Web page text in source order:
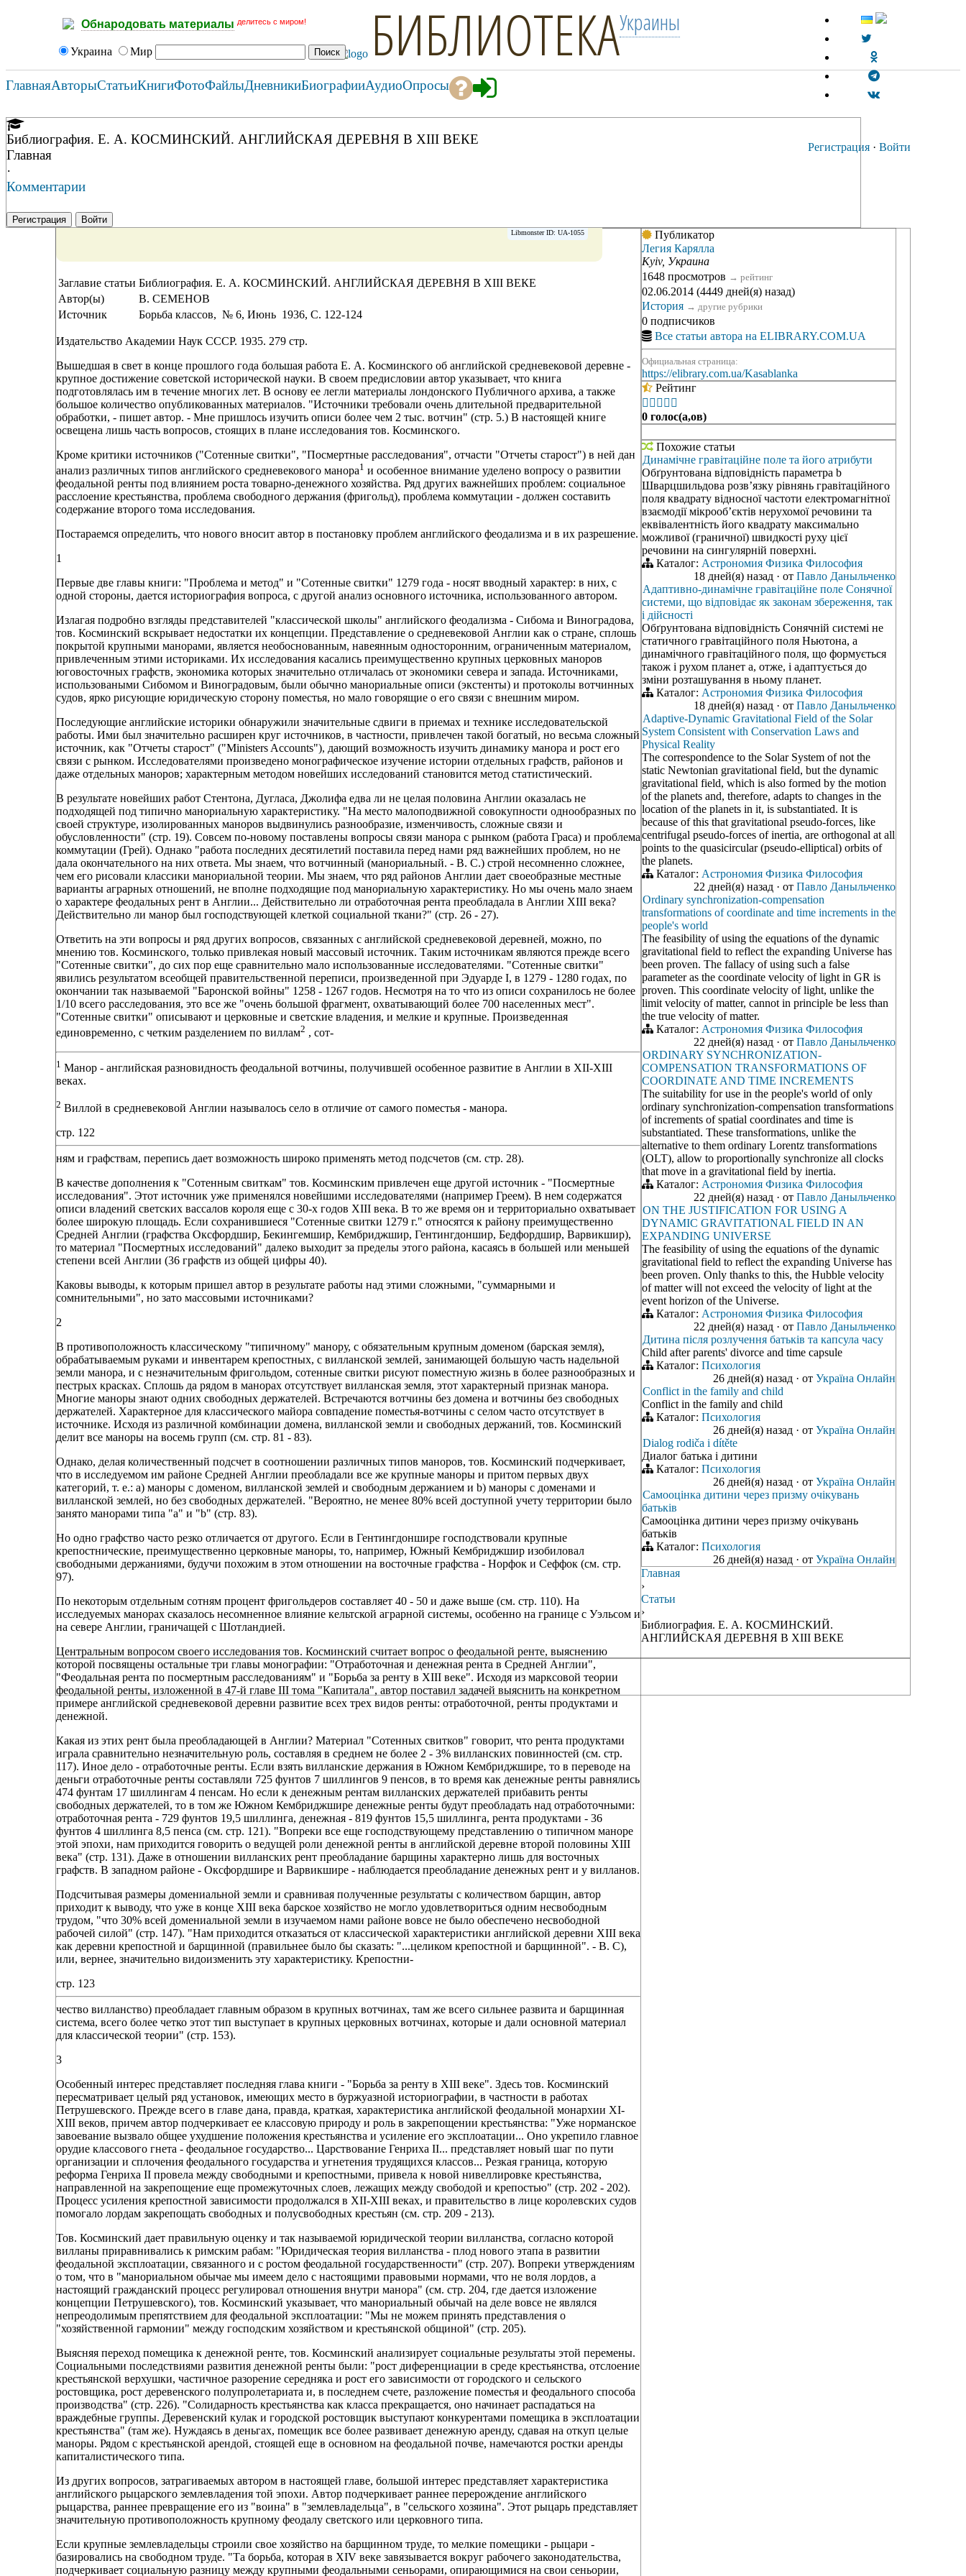
Обнародовать материалы делитесь с миром!
Украина Мир БИБЛИОТЕКАУкраины
Регистрация · Войти
ГлавнаяАвторыСтатьиКнигиФотоФайлыДневникиБиографииАудиоОпросы
Библиография. Е. А. КОСМИНСКИЙ. АНГЛИЙСКАЯ ДЕРЕВНЯ В XIII ВЕКЕ
Главная
·
Комментарии
Регистрация Войти
Libmonster ID: UA-1055
Заглавие статьи Библиография. Е. А. КОСМИНСКИЙ. АНГЛИЙСКАЯ ДЕРЕВНЯ В XIII ВЕКЕ
Автор(ы)
В. СЕМЕНОВ
Источник
Борьба классов, № 6, Июнь 1936, C. 122-124
Издательство Академии Наук СССР. 1935. 279 стр.
Вышедшая в свет в конце прошлого года большая работа Е. А. Косминского об английской средневековой деревне -
крупное достижение советской исторической науки. В своем предисловии автор указывает, что книга
подготовлялась им в течение многих лет. В основу ее легли материалы лондонского Публичного архива, а также
большое количество опубликованных материалов. "Источники требовали очень длительной предварительной
обработки, - пишет автор. - Мне пришлось изучить описи более чем 2 тыс. вотчин" (стр. 5.) В настоящей книге
освещена лишь часть вопросов, стоящих в плане исследования тов. Косминского.
Кроме критики источников ("Сотенные свитки", "Посмертные расследования", отчасти "Отчеты старост") в ней дан
анализ различных типов английского средневекового манора1 и особенное внимание уделено вопросу о развитии
феодальной ренты под влиянием роста товарно-денежного хозяйства. Ряд других важнейших проблем: социальное
расслоение крестьянства, проблема свободного держания (фригольд), проблема коммутации - должен составить
содержание второго тома исследования.
Постараемся определить, что нового вносит автор в постановку проблем английского феодализма и в их разрешение.
1
Первые две главы книги: "Проблема и метод" и "Сотенные свитки" 1279 года - носят вводный характер: в них, с
одной стороны, дается историография вопроса, с другой анализ основного источника, использованного автором.
Излагая подробно взгляды представителей "классической школы" английского феодализма - Сибома и Виноградова,
тов. Косминский вскрывает недостатки их концепции. Представление о средневековой Англии как о стране, сплошь
покрытой крупными манорами, является необоснованным, навеянным односторонним, ограниченным материалом,
привлеченным этими историками. Их исследования касались преимущественно крупных церковных маноров
юговосточных графств, экономика которых значительно отличалась от экономики севера и запада. Источниками,
использоваными Сибомом и Виноградовым, были обычно манориальные описи (экстенты) и протоколы вотчинных
судов, ярко рисующие юридическую сторону поместья, но мало говорящие о его связи с внешним миром.
Последующие английские историки обнаружили значительные сдвиги в приемах и технике исследовательской
работы. Ими был значительно расширен круг источников, в частности, привлечен такой богатый, но весьма сложный
источник, как "Отчеты старост" ("Ministers Accounts"), дающий возможность изучить динамику манора и рост его
связи с рынком. Исследователями произведено монографическое изучение истории отдельных графств, районов и
даже отдельных маноров; характерным методом новейших исследований становится метод статистический.
В результате новейших работ Стентона, Дугласа, Джолифа едва ли не целая половина Англии оказалась не
подходящей под типично манориальную характеристику. "На место малоподвижной совокупности однообразных по
своей структуре, изолированных маноров выдвинулись разнообразие, изменчивость, сложные связи и
обусловленности" (стр. 19). Совсем по-новому поставлены вопросы связи манора с рынком (работа Граса) и проблема
коммутации (Грей). Однако "работа последних десятилетий поставила перед нами ряд важнейших проблем, но не
дала окончательного на них ответа. Мы знаем, что вотчинный (манориальный. - В. С.) строй несомненно сложнее,
чем его рисовали классики манориальной теории. Мы знаем, что ряд районов Англии дает своеобразные местные
варианты аграрных отношений, не вполне подходящие под манориальную характеристику. Но мы очень мало знаем
о характере феодальных рент в Англии... Действительно ли отработочная рента преобладала в Англии XIII века?
Действительно ли манор был господствующей клеткой социальной ткани?" (стр. 26 - 27).
Ответить на эти вопросы и ряд других вопросов, связанных с английской средневековой деревней, можно, по
мнению тов. Косминского, только привлекая новый массовый источник. Таким источникам являются прежде всего
"Сотенные свитки", до сих пор еще сравнительно мало использованные исследователями. "Сотенные свитки"
явились результатом всеобщей правительственной переписи, произведенной при Эдуарде I, в 1279 - 1280 годах, по
окончании так называемой "Баронской войны" 1258 - 1267 годов. Несмотря на то что из описи сохранилось не более
1/10 всего расследования, это все же "очень большой фрагмент, охватывающий более 700 населенных мест".
"Сотенные свитки" описывают и церковные и светские владения, и мелкие и крупные. Произведенная
единовременно, с четким разделением по виллам2 , сот-
1 Манор - английская разновидность феодальной вотчины, получившей особенное развитие в Англии в XII-XIII
веках.
2 Виллой в средневековой Англии называлось село в отличие от самого поместья - манора.
стр. 122
ням и графствам, перепись дает возможность широко применять метод подсчетов (см. стр. 28).
В качестве дополнения к "Сотенным свиткам" тов. Косминским привлечен еще другой источник - "Посмертные
исследования". Этот источник уже применялся новейшими исследователями (например Греем). В нем содержатся
описи владений светских вассалов короля еще с 30-х годов XIII века. В то же время он и территориально охватывает
более широкую площадь. Если сохранившиеся "Сотенные свитки 1279 г." относятся к району преимущественно
Средней Англии (графства Оксфордшир, Бекингемшир, Кембриджшир, Гентингдоншир, Бедфордшир, Варвикшир),
то материал "Посмертных исследований" далеко выходит за пределы этого района, касаясь в большей или меньшей
степени всей Англии (36 графств из общей цифры 40).
Каковы выводы, к которым пришел автор в результате работы над этими сложными, "суммарными и
сомнительными", но зато массовыми источниками?
2
В противоположность классическому "типичному" манору, с обязательным крупным доменом (барская земля),
обрабатываемым руками и инвентарем крепостных, с вилланской землей, занимающей большую часть надельной
земли манора, и с незначительным фригольдом, сотенные свитки рисуют поместную жизнь в более разнообразных и
пестрых красках. Сплошь да рядом в манорах отсутствует вилланская земля, этот характерный признак манора.
Многие маноры знают одних свободных держателей. Встречаются вотчины без домена и вотчины без свободных
держателей. Характерное для классического майора совпадение поместья-вотчины с селом часто отсутствует в
источнике. Исходя из различной комбинации домена, вилланской земли и свободных держаний, тов. Косминский
делит все маноры на восемь групп (см. стр. 81 - 83).
Однако, делая количественный подсчет в соотношении различных типов маноров, тов. Косминский подчеркивает,
что в исследуемом им районе Средней Англии преобладали все же крупные маноры и притом первых двух
категорий, т. е.: а) маноры с доменом, вилланской землей и свободным держанием и b) маноры с доменами и
вилланской землей, но без свободных держателей. "Вероятно, не менее 80% всей доступной учету территории было
занято манорами типа "а" и "b" (стр. 83).
Но одно графство часто резко отличается от другого. Если в Гентингдоншире господствовали крупные
крепостнические, преимущественно церковные маноры, то, например, Южный Кембриджшир изобиловал
свободными держаниями, будучи похожим в этом отношении на восточные графства - Норфок и Сеффок (см. стр.
97).
По некоторым отдельным сотням процент фригольдеров составляет 40 - 50 и даже выше (см. стр. 110). На
исследуемых манорах сказалось несомненное влияние кельтской аграрной системы, особенно на границе с Уэльсом и
на севере Англии, граничащей с Шотландией.
Центральным вопросом своего исследования тов. Косминский считает вопрос о феодальной ренте, выяснению
которой посвящены остальные три главы монографии: "Отработочная и денежная рента в Средней Англии",
"Феодальная рента по посмертным расследованиям" и "Борьба за ренту в XIII веке". Исходя из марксовой теории
феодальной ренты, изложенной в 47-й главе III тома "Капитала", автор поставил задачей выяснить на конкретном
примере английской средневековой деревни развитие всех трех видов ренты: отработочной, ренты продуктами и
денежной.
Какая из этих рент была преобладающей в Англии? Материал "Сотенных свитков" говорит, что рента продуктами
играла сравнительно незначительную роль, составляя в среднем не более 2 - 3% вилланских повинностей (см. стр.
117). Иное дело - отработочные ренты. Если взять вилланские держания в Южном Кембриджшире, то в переводе на
деньги отработочные ренты составляли 725 фунтов 7 шиллингов 9 пенсов, в то время как денежные ренты равнялись
474 фунтам 17 шиллингам 4 пенсам. Но если к денежным рентам вилланских держателей прибавить ренты
свободных держателей, то в том же Южном Кембриджшире денежные ренты будут преобладать над отработочными:
отработочная рента - 729 фунтов 19,5 шиллинга, денежная - 819 фунтов 15,5 шиллинга, рента продуктами - 36
фунтов 4 шиллинга 8,5 пенса (см. стр. 121). "Вопреки все еще господствующему представлению о типичном маноре
этой эпохи, нам приходится говорить о ведущей роли денежной ренты в английской деревне второй половины XIII
века" (стр. 131). Даже в отношении вилланских рент преобладание барщины характерно лишь для восточных
графств. В западном районе - Оксфордшире и Варвикшире - наблюдается преобладание денежных рент и у вилланов.
Подсчитывая размеры домениальной земли и сравнивая полученные результаты с количеством барщин, автор
приходит к выводу, что уже в конце XIII века барское хозяйство не могло удовлетвориться одним несвободным
трудом, "что 30% всей домениальной земли в изучаемом нами районе вовсе не было обеспечено несвободной
рабочей силой" (стр. 147). "Нам приходится отказаться от классической характеристики английской деревни XIII века
как деревни крепостной и барщинной (правильнее было бы сказать: "...целиком крепостной и барщинной". - В. С),
или, вернее, значительно видоизменить эту характеристику. Крепостни-
стр. 123
чество вилланство) преобладает главным образом в крупных вотчинах, там же всего сильнее развита и барщинная
система, всего более четко этот тип выступает в крупных церковных вотчинах, которые и дали основной материал
для классической теории" (стр. 153).
3
Особенный интерес представляет последняя глава книги - "Борьба за ренту в XIII веке". Здесь тов. Косминский
пересматривает целый ряд установок, имеющих место в буржуазной историографии, в частности в работах
Петрушевского. Прежде всего в главе дана, правда, краткая, характеристика английской феодальной монархии XI-
XIII веков, причем автор подчеркивает ее классовую природу и роль в закрепощении крестьянства: "Уже норманское
завоевание вызвало общее ухудшение положения крестьянства и усиление его эксплоатации... Оно укрепило главное
орудие классового гнета - феодальное государство... Царствование Генриха II... представляет новый шаг по пути
организации и сплочения феодального государства и угнетения трудящихся классов... Резкая граница, которую
реформа Генриха II провела между свободными и крепостными, привела к новой нивеллировке крестьянства,
направленной на закрепощение еще промежуточных слоев, лежащих между свободой и крепостью" (стр. 202 - 202).
Процесс усиления крепостной зависимости продолжался в XII-XIII веках, и правительство в лице королевских судов
помогало лордам закрепощать свободных и полусвободных крестьян (см. стр. 209 - 213).
Тов. Косминский дает правильную оценку и так называемой юридической теории вилланства, согласно которой
вилланы приравнивались к римским рабам: "Юридическая теория вилланства - плод нового этапа в развитии
феодальной эксплоатации, связанного и с ростом феодальной государственности" (стр. 207). Вопреки утверждениям
о том, что в "манориальном обычае мы имеем дело с настоящими правовыми нормами, что не воля лордов, а
настоящий гражданский процесс регулировал отношения внутри манора" (см. стр. 204, где дается изложение
концепции Петрушевского), тов. Косминский указывает, что манориальный обычай на деле вовсе не являлся
непреодолимым препятствием для феодальной эксплоатации: "Мы не можем принять представления о
"хозяйственной гармонии" между господским хозяйством и крестьянской общиной" (стр. 205).
Выясняя переход помещика к денежной ренте, тов. Косминский анализирует социальные результаты этой перемены.
Социальными последствиями развития денежной ренты были: "рост диференциации в среде крестьянства, отслоение
крестьянской верхушки, частичное разорение середняка и рост его зависимости от городского и сельского
ростовщика, рост деревенского полупролетариата и, в последнем счете, разложение поместья и феодального способа
производства" (стр. 226). "Солидарность крестьянства как класса прекращается, оно начинает распадаться на
враждебные группы. Деревенский кулак и городской ростовщик выступают конкурентами помещика в эксплоатации
крестьянства" (там же). Нуждаясь в деньгах, помещик все более развивает денежную аренду, сдавая на откуп целые
маноры. Рядом с крестьянской арендой, стоящей еще в основном на феодальной почве, намечаются ростки аренды
капиталистического типа.
Из других вопросов, затрагиваемых автором в настоящей главе, большой интерес представляет характеристика
английского рыцарского землевладения той эпохи. Автор подчеркивает раннее перерождение английского
рыцарства, раннее превращение его из "воина" в "землевладельца", в "сельского хозяина". Этот рыцарь представляет
значительную противоположность крупному феодалу светского или церковного типа.
Если крупные землевладельцы строили свое хозяйство на барщинном труде, то мелкие помещики - рыцари -
базировались на свободном труде. "Та борьба, которая в XIV веке завязывается вокруг рабочего законодательства,
подчеркивает социальную разницу между крупными феодальными сеньорами, опирающимися на свои сеньории,
Публикатор
Легия Карялла
Kyiv, Украина
1648 просмотров → рейтинг
02.06.2014 (4449 дней(я) назад)
История → другие рубрики
0 подписчиков
Все статьи автора на ELIBRARY.COM.UA
Официальная страница:
https://elibrary.com.ua/Kasablanka
Рейтинг
    
0 голос(а,ов)
Похожие статьи
Динамічне гравітаційне поле та його атрибути
Обґрунтована відповідність параметра b
Шварцшильдова розв’язку рівнянь гравітаційного
поля квадрату відносної частоти електромагнітної
взаємодії мікрооб’єктів нерухомої речовини та
еквівалентність його квадрату максимально
можливої (граничної) швидкості руху цієї
речовини на сингулярній поверхні.
Каталог: Астрономия Физика Философия
18 дней(я) назад · от Павло Даныльченко
Адаптивно-динамічне гравітаційне поле Сонячної
системи, що відповідає як законам збереження, так
і дійсності
Обґрунтована відповідність Сонячній системі не
статичного гравітаційного поля Ньютона, а
динамічного гравітаційного поля, що формується
також і рухом планет а, отже, і адаптується до
зміни розташування в ньому планет.
Каталог: Астрономия Физика Философия
18 дней(я) назад · от Павло Даныльченко
Adaptive-Dynamic Gravitational Field of the Solar
System Consistent with Conservation Laws and
Physical Reality
The correspondence to the Solar System of not the
static Newtonian gravitational field, but the dynamic
gravitational field, which is also formed by the motion
of the planets and, therefore, adapts to changes in the
location of the planets in it, is substantiated. It is
because of this that gravitational pseudo-forces, like
centrifugal pseudo-forces of inertia, are orthogonal at all
points to the quasicircular (pseudo-elliptical) orbits of
the planets.
Каталог: Астрономия Физика Философия
22 дней(я) назад · от Павло Даныльченко
Ordinary synchronization-compensation
transformations of coordinate and time increments in the
people's world
The feasibility of using the equations of the dynamic
gravitational field to reflect the expanding Universe has
been proven. The fallacy of using such a false
parameter as the coordinate velocity of light in GR is
proven. This coordinate velocity of light, unlike the
limit velocity of matter, cannot in principle be less than
the true velocity of matter.
Каталог: Астрономия Физика Философия
22 дней(я) назад · от Павло Даныльченко
ORDINARY SYNCHRONIZATION-
COMPENSATION TRANSFORMATIONS OF
COORDINATE AND TIME INCREMENTS
The suitability for use in the people's world of only
ordinary synchronization-compensation transformations
of increments of spatial coordinates and time is
substantiated. These transformations, unlike the
alternative to them ordinary Lorentz transformations
(OLT), allow to proportionally synchronize all clocks
that move in a gravitational field by inertia.
Каталог: Астрономия Физика Философия
22 дней(я) назад · от Павло Даныльченко
ON THE JUSTIFICATION FOR USING A
DYNAMIC GRAVITATIONAL FIELD IN AN
EXPANDING UNIVERSE
The feasibility of using the equations of the dynamic
gravitational field to reflect the expanding Universe has
been proven. Only thanks to this, the Hubble velocity
of matter will not exceed the velocity of light at the
event horizon of the Universe.
Каталог: Астрономия Физика Философия
22 дней(я) назад · от Павло Даныльченко
Дитина після розлучення батьків та капсула часу
Child after parents' divorce and time capsule
Каталог: Психология
26 дней(я) назад · от Україна Онлайн
Conflict in the family and child
Conflict in the family and child
Каталог: Психология
26 дней(я) назад · от Україна Онлайн
Dialog rodiča i dítěte
Диалог батька і дитини
Каталог: Психология
26 дней(я) назад · от Україна Онлайн
Самооцінка дитини через призму очікувань
батьків
Самооцінка дитини через призму очікувань
батьків
Каталог: Психология
26 дней(я) назад · от Україна Онлайн
Главная
›
Статьи
›
Библиография. Е. А. КОСМИНСКИЙ.
АНГЛИЙСКАЯ ДЕРЕВНЯ В XIII ВЕКЕ